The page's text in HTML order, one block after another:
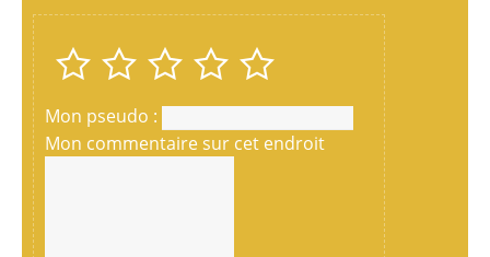
Mon pseudo :
Mon commentaire sur cet endroit